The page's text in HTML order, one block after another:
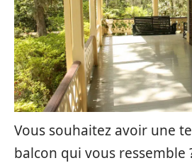
Vous souhaitez avoir une
balcon qui vous ressemble